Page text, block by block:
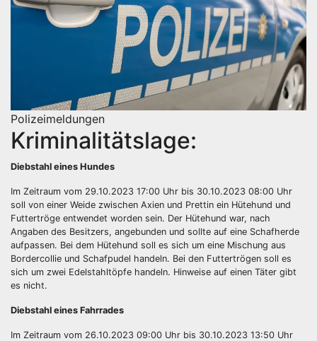
Polizeimeldungen
Kriminalitätslage:
Diebstahl eines Hundes
Im Zeitraum vom 29.10.2023 17:00 Uhr bis 30.10.2023 08:00 Uhr
soll von einer Weide zwischen Axien und Prettin ein Hütehund und
Futtertröge entwendet worden sein. Der Hütehund war, nach
Angaben des Besitzers, angebunden und sollte auf eine Schafherde
aufpassen. Bei dem Hütehund soll es sich um eine Mischung aus
Bordercollie und Schafpudel handeln. Bei den Futtertrögen soll es
sich um zwei Edelstahltöpfe handeln. Hinweise auf einen Täter gibt
es nicht.
Diebstahl eines Fahrrades
Im Zeitraum vom 26.10.2023 09:00 Uhr bis 30.10.2023 13:50 Uhr